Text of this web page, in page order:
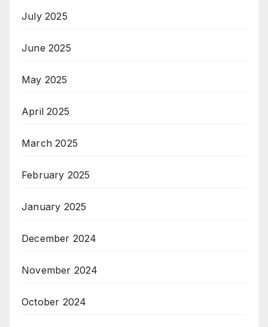
July 2025
June 2025
May 2025
April 2025
March 2025
February 2025
January 2025
December 2024
November 2024
October 2024